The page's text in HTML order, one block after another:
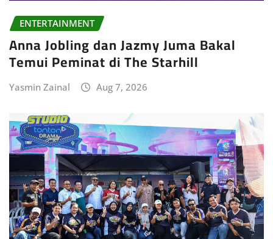
ENTERTAINMENT
Anna Jobling dan Jazmy Juma Bakal
Temui Peminat di The Starhill
Yasmin Zainal Aug 7, 2026